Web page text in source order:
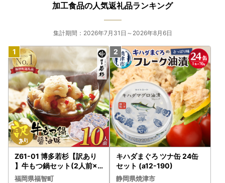
加工食品の人気返礼品ランキング
集計期間：2026年7月31日～2026年8月6日
Z61-01 博多若杉【訳あり
】牛もつ鍋セット(2人前×5
) 10人前 もつ鍋
福岡県福智町
キハダまぐろ ツナ缶 24缶
セット (a12-190)
静岡県焼津市